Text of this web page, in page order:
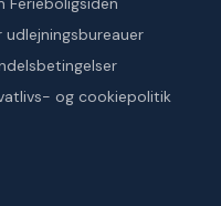
udlejningsbureauer
og cookiepolitik